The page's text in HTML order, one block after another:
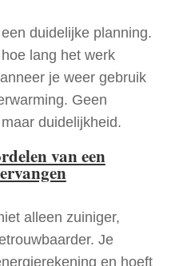
duidelijke planning.
lang het werk
je weer gebruik
Geen
duidelijkheid.
van een
alleen zuiniger,
Je
en hoeft